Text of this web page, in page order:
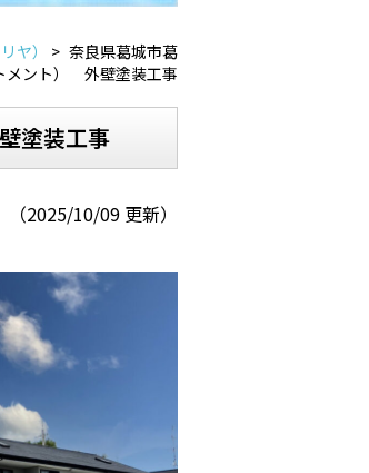
ヤ） > 奈良県葛城市葛
メント） 外壁塗装工事
塗装工事
（2025/10/09 更新）